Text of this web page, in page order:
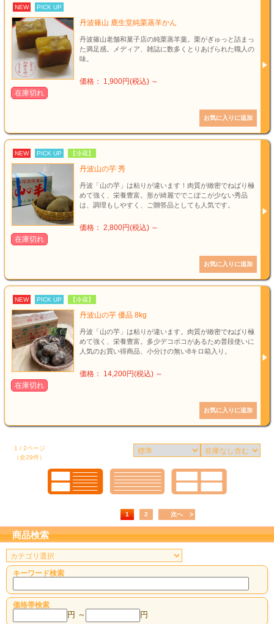
NEW PICK UP
丹波篠山 鹿生堂純栗蒸羊かん
丹波篠山老舗和菓子店の純栗蒸羊羹。栗がぎゅっと詰まっ
た満足感。メディア、雑誌に数多くとりあげられた職人の
味。
価格： 1,900円(税込) ～
在庫切れ
NEW PICK UP 【冷蔵】
丹波山の芋 秀
丹波「山の芋」は粘りが違います！肉質が緻密でねばり極
めて強く、栄養豊富。形が綺麗ででこぼこが少ない秀品
は、調理もしやすく、ご贈答品としても人気です。
価格： 2,800円(税込) ～
在庫切れ
NEW PICK UP 【冷蔵】
丹波山の芋 優品 8kg
丹波「山の芋」は粘りが違います。肉質が緻密でねばり極
めて強く、栄養豊富。多少デコボコがあるため普段使いに
人気のお買い得商品、小分けの無い8キロ箱入り。
価格： 14,200円(税込) ～
在庫切れ
1 / 2ページ
（全29件）
1 2 次へ
商品検索
キーワード検索
価格帯検索
円 ～ 円